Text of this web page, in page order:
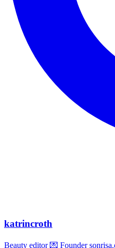
katrincroth
Beauty editor 💌 Founder